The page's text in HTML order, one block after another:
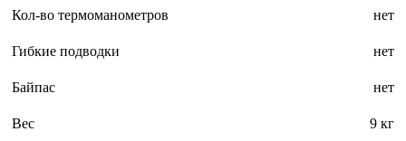
Кол-во термоманометров нет
Гибкие подводки нет
Байпас нет
Вес 9 кг